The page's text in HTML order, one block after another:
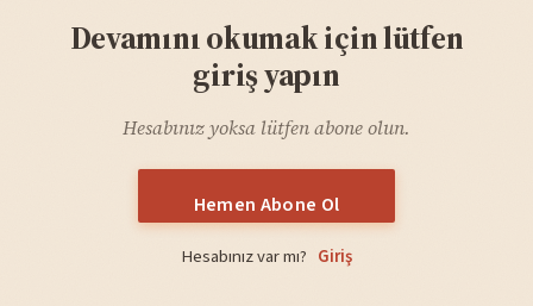
Devamını okumak için lütfen
giriş yapın
Hesabınız yoksa lütfen abone olun.
Hemen Abone Ol
Hesabınız var mı? Giriş